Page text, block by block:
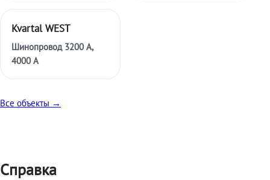
Kvartal WEST
Шинопровод 3200 А,
4000 А
Все объекты →
Справка